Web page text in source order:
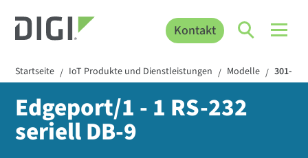
Kontakt
Startseite / IoT Produkte und Dienstleistungen / Modelle / 301-
Edgeport/1 - 1 RS-232
seriell DB-9